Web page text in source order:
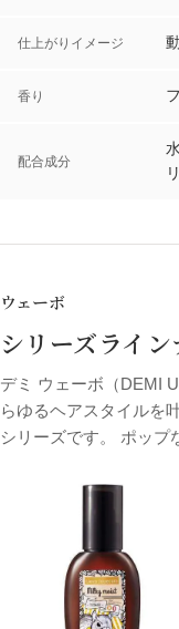
仕上がりイメージ
香り
配合成分
ウェーボ
シリーズライ
デミ ウェーボ（DEMI
らゆるヘアスタイルを
シリーズです。 ポップ
ナップを展開。単品使
とで、自分だけの絶妙